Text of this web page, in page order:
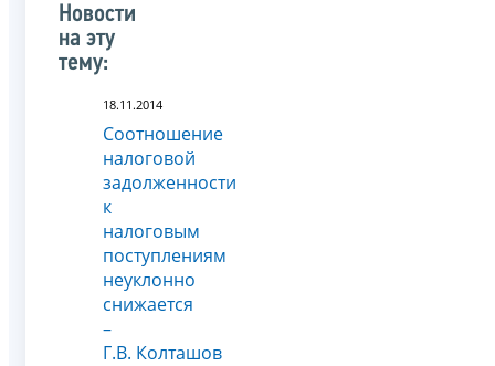
Новости
на эту
тему:
18.11.2014
Соотношение
налоговой
задолженности
к
налоговым
поступлениям
неуклонно
снижается
–
Г.В. Колташов